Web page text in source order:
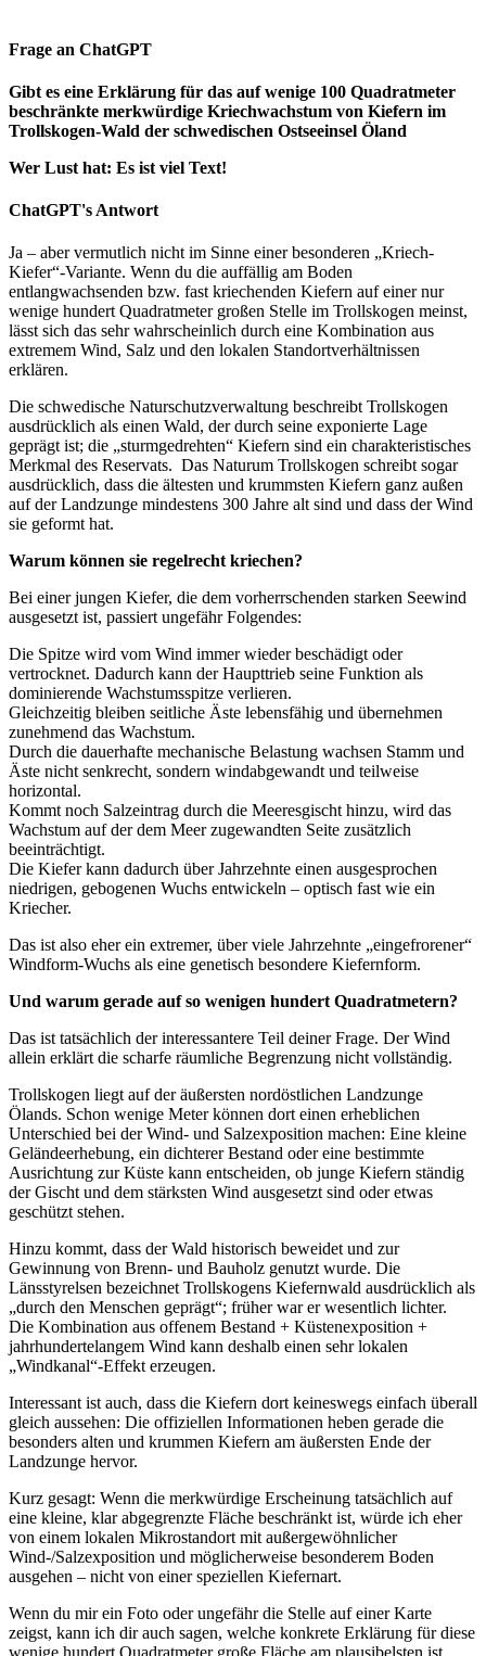
Frage an ChatGPT
Gibt es eine Erklärung für das auf wenige 100 Quadratmeter
beschränkte merkwürdige Kriechwachstum von Kiefern im
Trollskogen-Wald der schwedischen Ostseeinsel Öland
Wer Lust hat: Es ist viel Text!
ChatGPT's Antwort
Ja – aber vermutlich nicht im Sinne einer besonderen „Kriech-
Kiefer“-Variante. Wenn du die auffällig am Boden
entlangwachsenden bzw. fast kriechenden Kiefern auf einer nur
wenige hundert Quadratmeter großen Stelle im Trollskogen meinst,
lässt sich das sehr wahrscheinlich durch eine Kombination aus
extremem Wind, Salz und den lokalen Standortverhältnissen
erklären.
Die schwedische Naturschutzverwaltung beschreibt Trollskogen
ausdrücklich als einen Wald, der durch seine exponierte Lage
geprägt ist; die „sturmgedrehten“ Kiefern sind ein charakteristisches
Merkmal des Reservats. Das Naturum Trollskogen schreibt sogar
ausdrücklich, dass die ältesten und krummsten Kiefern ganz außen
auf der Landzunge mindestens 300 Jahre alt sind und dass der Wind
sie geformt hat.
Warum können sie regelrecht kriechen?
Bei einer jungen Kiefer, die dem vorherrschenden starken Seewind
ausgesetzt ist, passiert ungefähr Folgendes:
Die Spitze wird vom Wind immer wieder beschädigt oder
vertrocknet. Dadurch kann der Haupttrieb seine Funktion als
dominierende Wachstumsspitze verlieren.
Gleichzeitig bleiben seitliche Äste lebensfähig und übernehmen
zunehmend das Wachstum.
Durch die dauerhafte mechanische Belastung wachsen Stamm und
Äste nicht senkrecht, sondern windabgewandt und teilweise
horizontal.
Kommt noch Salzeintrag durch die Meeresgischt hinzu, wird das
Wachstum auf der dem Meer zugewandten Seite zusätzlich
beeinträchtigt.
Die Kiefer kann dadurch über Jahrzehnte einen ausgesprochen
niedrigen, gebogenen Wuchs entwickeln – optisch fast wie ein
Kriecher.
Das ist also eher ein extremer, über viele Jahrzehnte „eingefrorener“
Windform-Wuchs als eine genetisch besondere Kiefernform.
Und warum gerade auf so wenigen hundert Quadratmetern?
Das ist tatsächlich der interessantere Teil deiner Frage. Der Wind
allein erklärt die scharfe räumliche Begrenzung nicht vollständig.
Trollskogen liegt auf der äußersten nordöstlichen Landzunge
Ölands. Schon wenige Meter können dort einen erheblichen
Unterschied bei der Wind- und Salzexposition machen: Eine kleine
Geländeerhebung, ein dichterer Bestand oder eine bestimmte
Ausrichtung zur Küste kann entscheiden, ob junge Kiefern ständig
der Gischt und dem stärksten Wind ausgesetzt sind oder etwas
geschützt stehen.
Hinzu kommt, dass der Wald historisch beweidet und zur
Gewinnung von Brenn- und Bauholz genutzt wurde. Die
Länsstyrelsen bezeichnet Trollskogens Kiefernwald ausdrücklich als
„durch den Menschen geprägt“; früher war er wesentlich lichter.
Die Kombination aus offenem Bestand + Küstenexposition +
jahrhundertelangem Wind kann deshalb einen sehr lokalen
„Windkanal“-Effekt erzeugen.
Interessant ist auch, dass die Kiefern dort keineswegs einfach überall
gleich aussehen: Die offiziellen Informationen heben gerade die
besonders alten und krummen Kiefern am äußersten Ende der
Landzunge hervor.
Kurz gesagt: Wenn die merkwürdige Erscheinung tatsächlich auf
eine kleine, klar abgegrenzte Fläche beschränkt ist, würde ich eher
von einem lokalen Mikrostandort mit außergewöhnlicher
Wind-/Salzexposition und möglicherweise besonderem Boden
ausgehen – nicht von einer speziellen Kiefernart.
Wenn du mir ein Foto oder ungefähr die Stelle auf einer Karte
zeigst, kann ich dir auch sagen, welche konkrete Erklärung für diese